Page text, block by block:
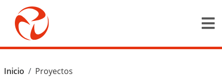
Pasar al contenido principal
Ruta de navegación
Inicio Proyectos